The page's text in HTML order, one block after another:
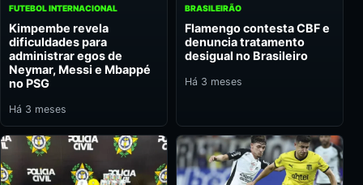
FUTEBOL INTERNACIONAL
Kimpembe revela
dificuldades para
administrar egos de
Neymar, Messi e Mbappé
no PSG
Há 3 meses
BRASILEIRÃO
Flamengo contesta CBF e
denuncia tratamento
desigual no Brasileiro
Há 3 meses